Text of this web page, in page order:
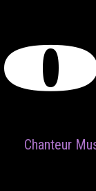
Chanteur